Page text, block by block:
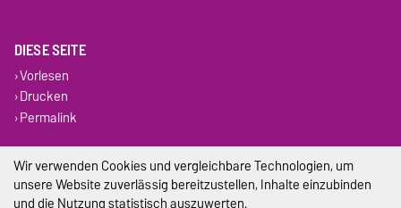
DIESE SEITE
Vorlesen
Drucken
Permalink
Impressum
Datenschutz
Wir verwenden Cookies und vergleichbare Technologien, um
unsere Website zuverlässig bereitzustellen, Inhalte einzubinden
und die Nutzung statistisch auszuwerten.